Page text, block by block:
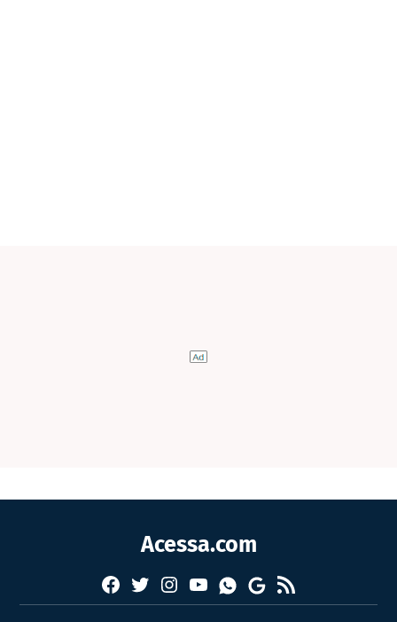
Acessa.com
Facebook
TwitterInstagram
YouTubeWhatsapp
Google
News
RSS